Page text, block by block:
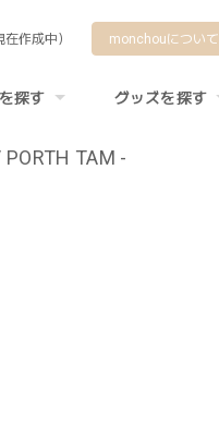
作成中） monchouについて
探す グッズを探す
TAM -